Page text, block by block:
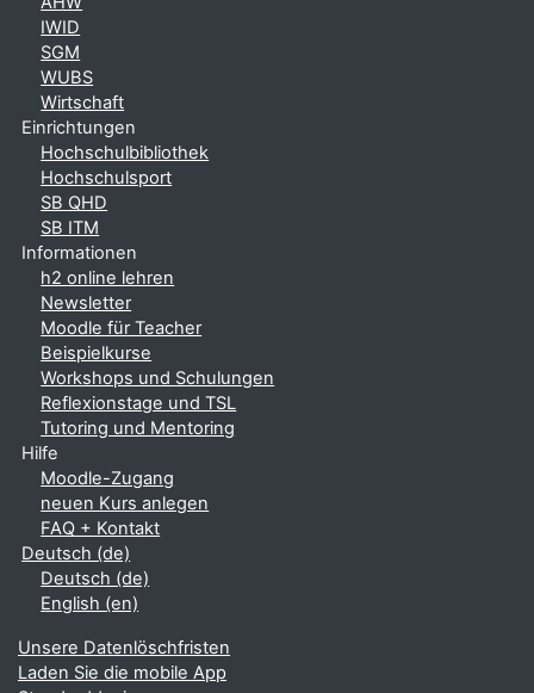
IWID
SGM
WUBS
Wirtschaft
Einrichtungen
Hochschulbibliothek
Hochschulsport
SB QHD
SB ITM
Informationen
h2 online lehren
Newsletter
Moodle für Teacher
Beispielkurse
Workshops und Schulungen
Reflexionstage und TSL
Tutoring und Mentoring
Hilfe
Moodle-Zugang
neuen Kurs anlegen
FAQ + Kontakt
Deutsch ‎(de)‎
Deutsch ‎(de)‎
English ‎(en)‎
Unsere Datenlöschfristen
Laden Sie die mobile App